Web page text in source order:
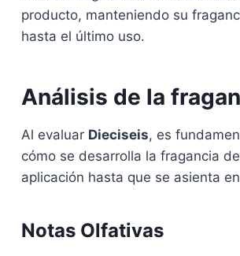
producto, manteniendo su
hasta el último uso.
Análisis de la
Al evaluar Dieciseis, es
cómo se desarrolla la fragancia
aplicación hasta que se asienta
Notas Olfativas